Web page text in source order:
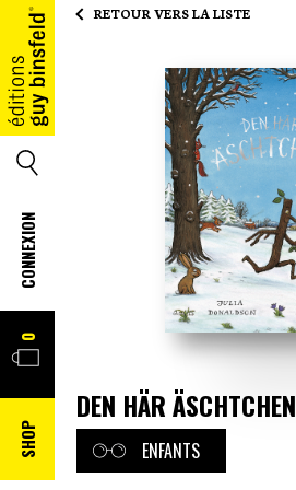
ACCUEIL
SEARCH
CONNEXION
PANIER
0
SHOP
RETOUR VERS LA LISTE
DEN HÄR ÄSCHTCHEN
ENFANTS